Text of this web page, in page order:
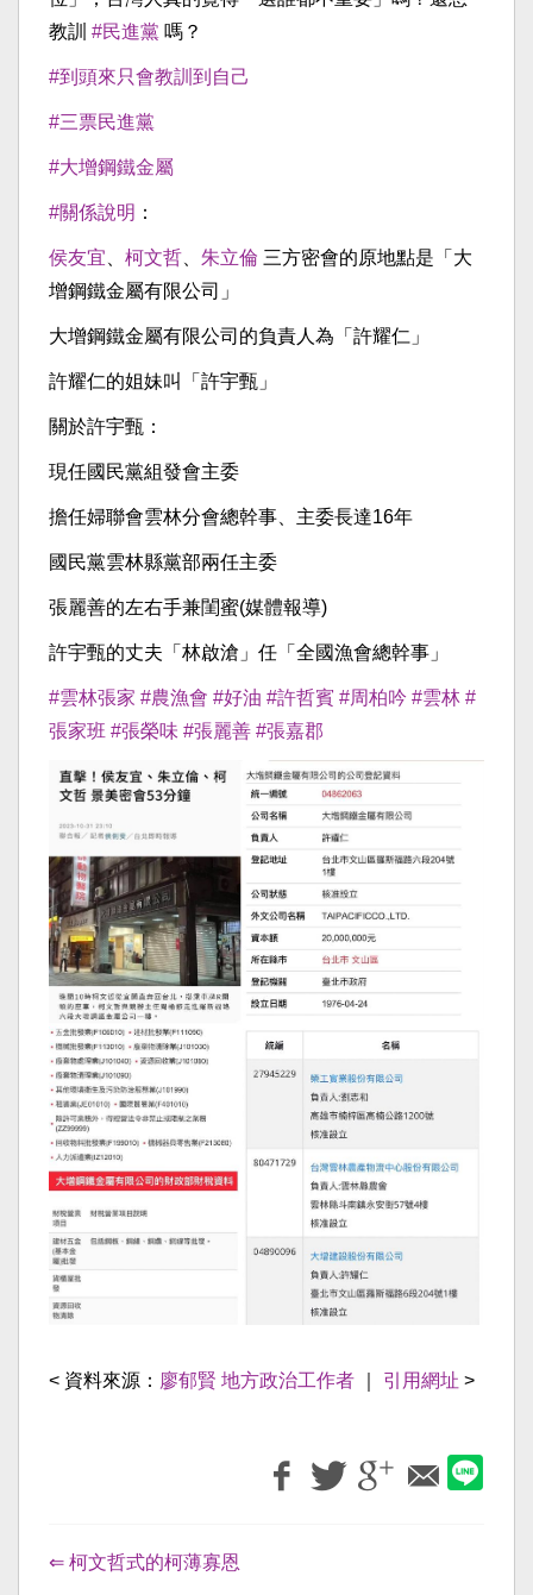
教訓 #民進黨 嗎？
#到頭來只會教訓到自己
#三票民進黨
#大增鋼鐵金屬
#關係說明 ：
侯友宜 柯文哲 朱立倫 三方密會的原地點是「大
增鋼鐵金屬有限公司」
大增鋼鐵金屬有限公司的負責人為「許耀仁」
許耀仁的姐妹叫「許宇甄」
關於許宇甄：
現任國民黨組發會主委
擔任婦聯會雲林分會總幹事、主委長達16年
國民黨雲林縣黨部兩任主委
張麗善的左右手兼閨蜜(媒體報導)
許宇甄的丈夫「林啟滄」任「全國漁會總幹事」
#雲林張家 #農漁會 #好油 #許哲賓 #周柏吟 #雲林 #
張家班 #張榮味 #張麗善 #張嘉郡
< 資料來源： 廖郁賢 地方政治工作者 引用網址 >
⇐ 柯文哲式的柯薄寡恩